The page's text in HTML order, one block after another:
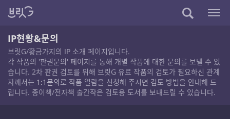
IP현황&문의
브릿G/황금가지의 IP 소개 페이지입니다.
각 작품의 '판권문의' 페이지를 통해 개별 작품에 대한 문의를 보낼 수 있
습니다. 2차 판권 검토를 위해 브릿G 유료 작품의 검토가 필요하신 관계
자께서는 1:1문의로 작품 열람을 신청해 주시면 검토 방법을 안내해 드
립니다. 종이책/전자책 출간작은 검토용 도서를 보내드릴 수 있습니다.